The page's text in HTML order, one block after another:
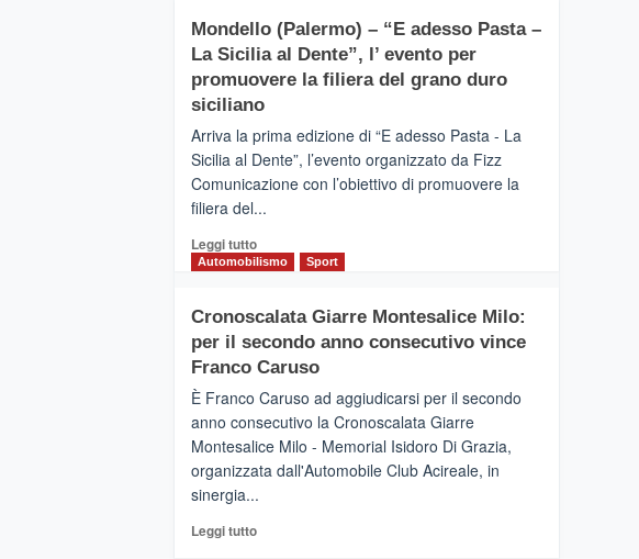
messaggi
di
CASTIGLIONE
DI
SICILIA
(Ct)
Il
Borgo
del
tour
tra
vicoli
medievali
Mondello (Palermo) – “E adesso Pasta –
La Sicilia al Dente”, l’ evento per
promuovere la filiera del grano duro
siciliano
Arriva la prima edizione di “E adesso Pasta - La
Sicilia al Dente”, l’evento organizzato da Fizz
Comunicazione con l’obiettivo di promuovere la
filiera del...
Leggi tuttoLeggi
di
Mondello
(Palermo)
–
adesso
Pasta
–
La
Dente”,
Automobilismo Sport
Cronoscalata Giarre Montesalice Milo:
per il secondo anno consecutivo vince
Franco Caruso
È Franco Caruso ad aggiudicarsi per il secondo
anno consecutivo la Cronoscalata Giarre
Montesalice Milo - Memorial Isidoro Di Grazia,
organizzata dall'Automobile Club Acireale, in
sinergia...
Leggi tuttoLeggi